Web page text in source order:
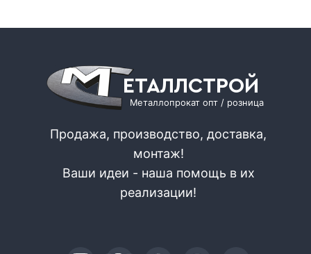
ЕТАЛЛСТРОЙ
Металлопрокат опт / розница
Продажа, производство, доставка,
монтаж!
Ваши идеи - наша помощь в их
реализации!